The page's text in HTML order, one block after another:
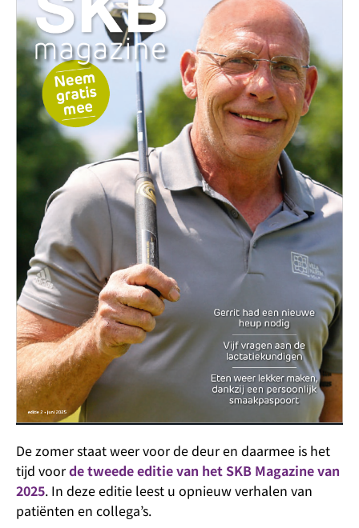
De zomer staat weer voor de deur en daarmee is het
tijd voorde tweede editie van het SKB Magazine van
2025. In deze editie leest u opnieuw verhalen van
patiënten en collega’s.